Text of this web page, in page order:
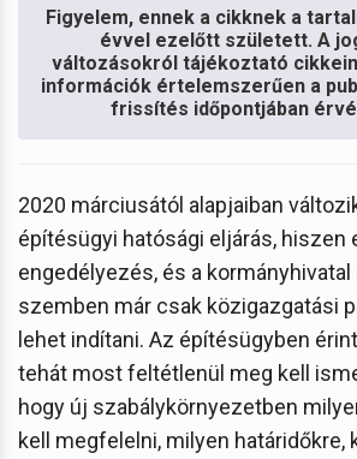
Figyelem, ennek a cikknek a
évvel ezelőtt született. A
változásokról tájékoztató
információk értelemszerűen a
frissítés időpontjában
2020 márciusától alapjaiban
építésügyi hatósági eljárás, hiszen
engedélyezés, és a
szemben már csak közigazgatási
lehet indítani. Az építésügyben
tehát most feltétlenül meg kell
hogy új szabálykörnyezetben
kell megfelelni, milyen határidőkre,